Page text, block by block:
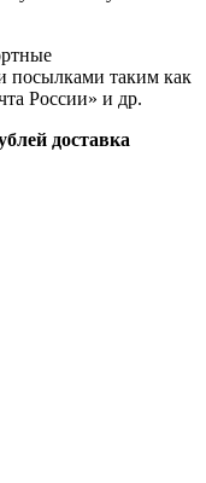
посылками таким как
России» и др.
доставка